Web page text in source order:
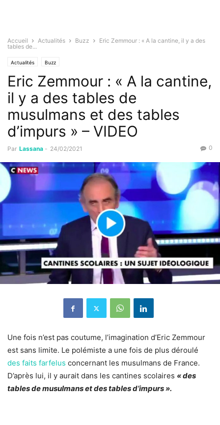
Accueil Actualités Buzz
Eric Zemmour : « A la cantine, il y a des
tables de...
Actualités Buzz
Eric Zemmour : « A la cantine,
il y a des tables de
musulmans et des tables
d’impurs » – VIDEO
Par Lassana - 24/02/2021 0
Une fois n’est pas coutume, l’imagination d’Eric Zemmour
est sans limite. Le polémiste a une fois de plus déroulé
des faits farfelus concernant les musulmans de France.
D’après lui, il y aurait dans les cantines scolaires « des
tables de musulmans et des tables d’impurs ».